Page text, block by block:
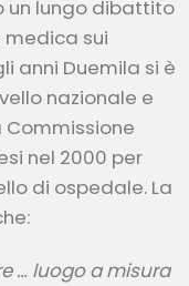
un lungo dibattito
medica sui
anni Duemila si è
nazionale e
Commissione
nel 2000 per
di ospedale. La
… luogo a misura